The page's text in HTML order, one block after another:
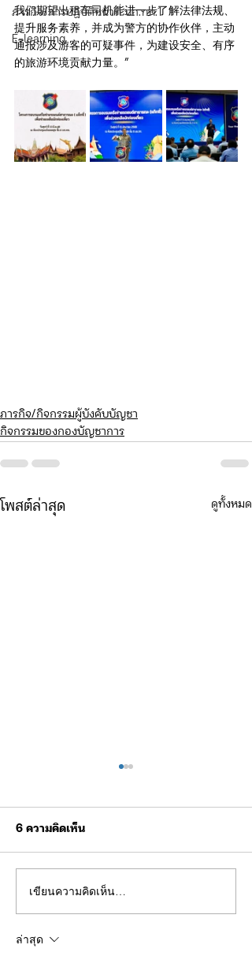
ภารกิจ/การปฏิบัติหน้าที่ บก.ทท.1
E-learning
我们期望出租车司机能进一步了解法律法规、
提升服务素养，并成为警方的协作伙伴，主动
通报涉及游客的可疑事件，为建设安全、有序
的旅游环境贡献力量。”
ภารกิจ/กิจกรรมผู้บังคับบัญชา
กิจกรรมของกองบัญชาการ
โพสต์ล่าสุด ดูทั้งหมด
ผบช.ทท. ตรวจเยี่ยม การ
6 ความคิดเห็น
เขียนความคิดเห็น…
ล่าสุด